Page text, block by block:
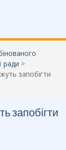
ради >
запобігти
запобігти